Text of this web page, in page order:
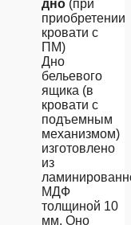
дно (при
приобретении
кровати с
ПМ)
Дно
бельевого
ящика (в
кровати с
подъемным
механизмом)
изготовлено
из
МДФ
толщиной 10
мм. Оно